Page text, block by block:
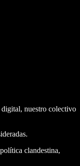
nuestro colectivo
clandestina,